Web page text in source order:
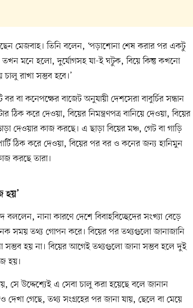
মেজবাহ। তিনি বলেন, ‘পড়াশোনা শেষ করার পর একটু
তখন মনে হলো, দুর্যোগসহ যা-ই ঘটুক, বিয়ে কিন্তু কখনো
রাখা সম্ভব হবে।’
বর বা কনেপক্ষের বাজেট অনুযায়ী দেশসেরা বাবুর্চির সন্ধান
ঠিক করে দেওয়া, বিয়ের নিমন্ত্রণপত্র বানিয়ে দেওয়া, বিয়ের
দেওয়ার কাজ করছে। এ ছাড়া বিয়ের মঞ্চ, গেট বা গাড়ি
ঠিক করে দেওয়া, বিয়ের পর বর ও কনের জন্য হানিমুন
করছে তারা।
হয়’
নানা কারণে দেশে বিবাহবিচ্ছেদের সংখ্যা বেড়ে
সময় তথ্য গোপন করে। বিয়ের পর তথ্যগুলো জানাজানি
সম্ভব হয় না। বিয়ের আগেই তথ্যগুলো জানা সম্ভব হলে দুই
হয়।
সে উদ্দেশ্যেই এ সেবা চালু করা হয়েছে বলে জানান
গেছে, তথ্য সংগ্রহের পর জানা যায়, ছেলে বা মেয়ে